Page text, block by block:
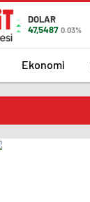
DOLAR
47,5487 0.03%
Ekonomi